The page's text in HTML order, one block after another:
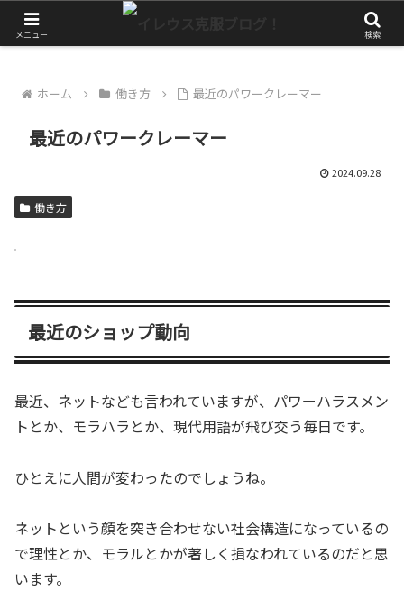
やっぱりアクティブに生きたい！
ホーム 働き方 最近のパワークレーマー
最近のパワークレーマー
2024.09.28
働き方
最近のショップ動向
最近、ネットなども言われていますが、パワーハラスメン
トとか、モラハラとか、現代用語が飛び交う毎日です。
ひとえに人間が変わったのでしょうね。
ネットという顔を突き合わせない社会構造になっているの
で理性とか、モラルとかが著しく損なわれているのだと思
います。
メニュー 検索